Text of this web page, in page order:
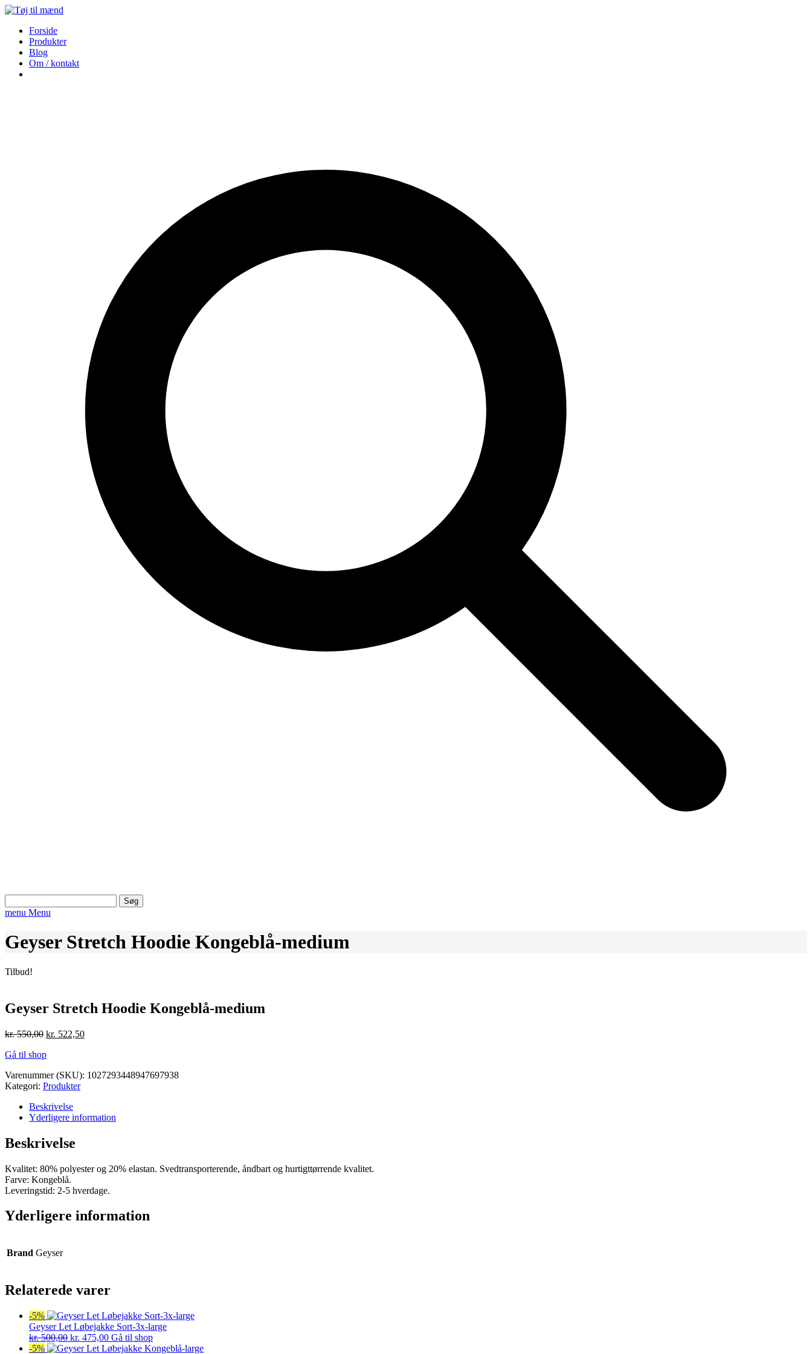
Forside
Produkter
Blog
Om / kontakt
efter:
menu Menu
Geyser Stretch Hoodie Kongeblå-medium
Tilbud!
Geyser Stretch Hoodie Kongeblå-medium
kr.550,00 Den
pris
kr. 550,00.
kr. 522,50Den
kr. 522,50.
Gå til shop
Varenummer (SKU): 1027293448947697938
Kategori: Produkter
Beskrivelse
Yderligere information
Beskrivelse
Kvalitet: 80% polyester og 20% elastan. Svedtransporterende, åndbart og hurtigttørrende kvalitet.
Farve: Kongeblå.
Leveringstid: 2-5 hverdage.
Yderligere information
Brand Geyser
Relaterede varer
-5%
Geyser Let Løbejakke Sort-3x-large
kr.500,00 Den
oprindelige
kr. 475,00Den
aktuelle
Gå til shop
-5%